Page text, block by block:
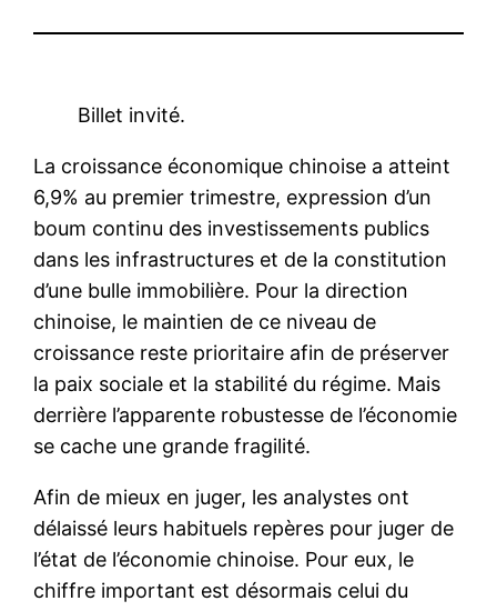
Billet invité.
La croissance économique chinoise a atteint
6,9% au premier trimestre, expression d’un
boum continu des investissements publics
dans les infrastructures et de la constitution
d’une bulle immobilière. Pour la direction
chinoise, le maintien de ce niveau de
croissance reste prioritaire afin de préserver
la paix sociale et la stabilité du régime. Mais
derrière l’apparente robustesse de l’économie
se cache une grande fragilité.
Afin de mieux en juger, les analystes ont
délaissé leurs habituels repères pour juger de
l’état de l’économie chinoise. Pour eux, le
chiffre important est désormais celui du